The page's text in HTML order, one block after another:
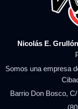
Nicolás E. Grullón
Somos una empresa
Barrio Don Bosco,